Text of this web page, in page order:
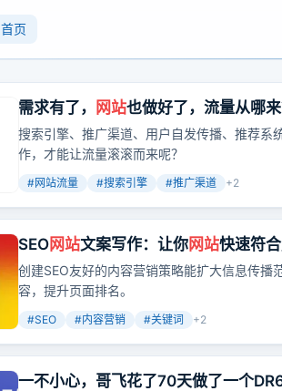
首页
需求有了， 网站也做好了，流量从哪来
搜索引擎、推广渠道、用户自发传播、推荐系
作，才能让流量滚滚而来呢？
#网站流量 #搜索引擎 #推广渠道 +2
SEO网站文案写作：让你网站快速符
创建SEO友好的内容营销策略能扩大信息传播
容，提升页面排名。
#SEO #内容营销 #关键词 +2
一不小心，哥飞花了70天做了一个